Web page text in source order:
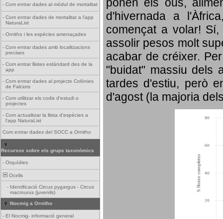
- Com entrar dades al mòdul de mortalitat
- Com entrar dades de mortalitat a l'app
NaturaList
- Ornitho i les espècies amenaçades
- Com entrar dades amb localitzacions
precises
- Com entrar llistes estàndard des de la
app
- Com entrar dades al projecte Colònies
de Falciots
- Com utilitzar els codis d'estudi o
projectes
- Com actualitzar la llista d'espècies a
l'app NaturaList
Com entrar dades del SOCC a Ornitho
Recursos sobre els grups taxonòmics
- Orquídies
Ocells
- Identificació Circus pygargus - Circus
macrourus (juvenils)
Nocmig a Ornitho
- El Nocmig- informació general
d'hivernada a
començat a volar!
assolir pesos molt
acabar de créixer.
"buidat" massiu dels
tardes d'estiu, però
d'agost (la majoria